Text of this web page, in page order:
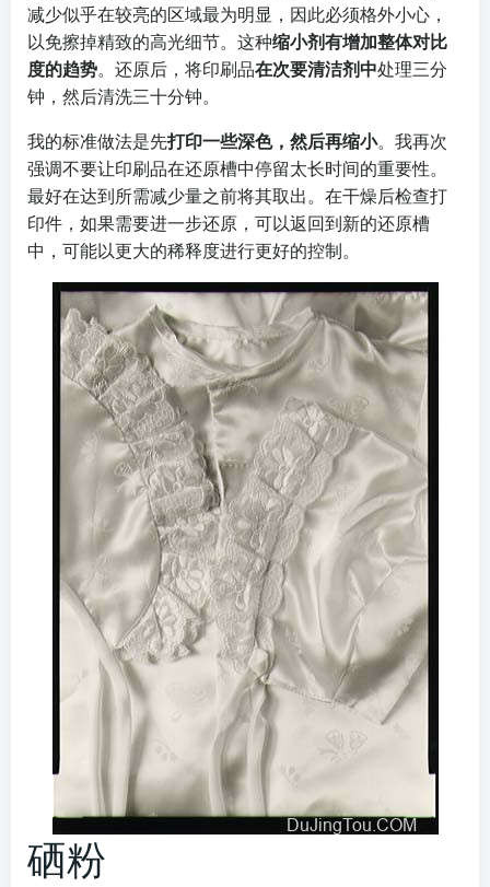
减少似乎在较亮的区域最为明显，因此必须格外小心，
以免擦掉精致的高光细节。这种缩小剂有增加整体对比
度的趋势。还原后，将印刷品在次要清洁剂中处理三分
钟，然后清洗三十分钟。
我的标准做法是先打印一些深色，然后再缩小。我再次
强调不要让印刷品在还原槽中停留太长时间的重要性。
最好在达到所需减少量之前将其取出。在干燥后检查打
印件，如果需要进一步还原，可以返回到新的还原槽
中，可能以更大的稀释度进行更好的控制。
硒粉